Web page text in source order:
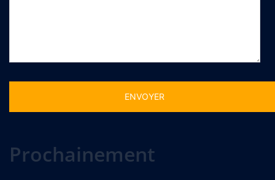
Prochainement